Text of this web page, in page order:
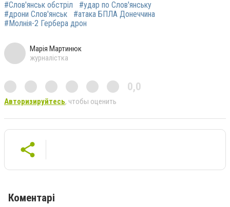
#Слов'янськ обстріл
#удар по Слов'янську
#дрони Слов'янськ
#атака БПЛА Донеччина
#Молнія-2 Гербера дрон
Марія Мартинюк
журналістка
0,0
Авторизируйтесь, чтобы оценить
Коментарі